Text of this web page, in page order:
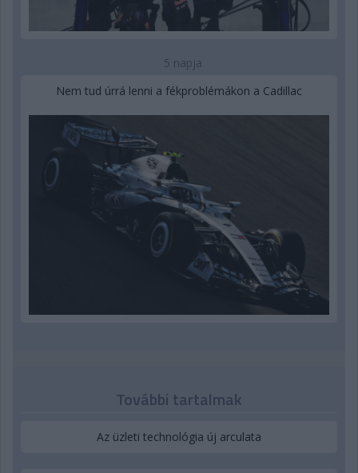
5 napja
Nem tud úrrá lenni a fékproblémákon a Cadillac
További tartalmak
Az üzleti technológia új arculata